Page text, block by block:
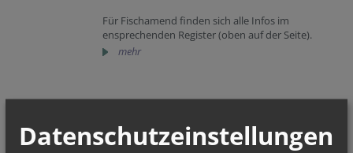
Für Fischamend finden sich alle Infos im
ensprechenden Register (oben auf der Seite).
mehr
GOTTESDIENSTE
Datenschutzeinstellungen